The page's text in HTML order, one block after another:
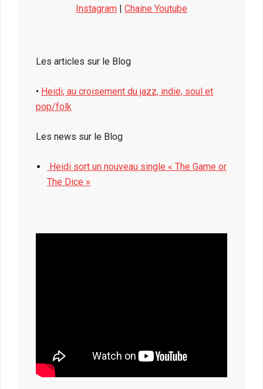
Instagram
Chaine Youtube
Les articles sur le Blog
• Heidi, au croisement du jazz, indie, soul et
pop/folk
Les news sur le Blog
Heidi sort un nouveau single « The Game or
The Dice »